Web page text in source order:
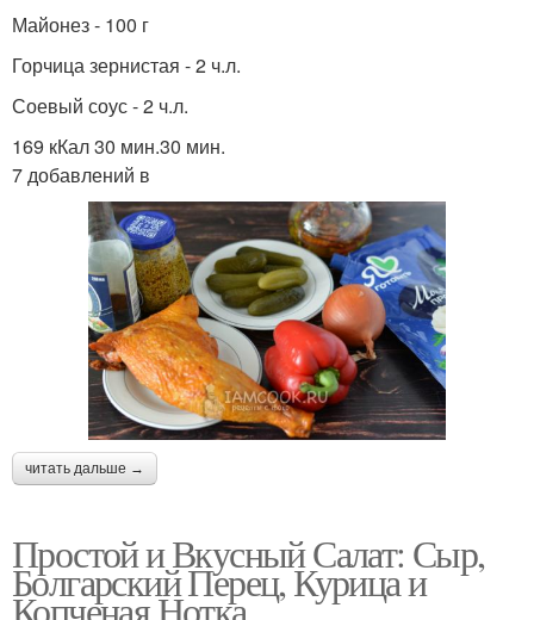
Майонез - 100 г
Горчица зернистая - 2 ч.л.
Соевый соус - 2 ч.л.
169 кКал 30 мин.30 мин.
7 добавлений в
читать дальше →
Простой и Вкусный Салат: Сыр,
Болгарский Перец, Курица и